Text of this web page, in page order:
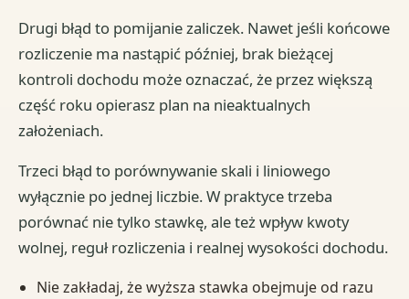
Drugi błąd to pomijanie zaliczek. Nawet jeśli końcowe
rozliczenie ma nastąpić później, brak bieżącej
kontroli dochodu może oznaczać, że przez większą
część roku opierasz plan na nieaktualnych
założeniach.
Trzeci błąd to porównywanie skali i liniowego
wyłącznie po jednej liczbie. W praktyce trzeba
porównać nie tylko stawkę, ale też wpływ kwoty
wolnej, reguł rozliczenia i realnej wysokości dochodu.
Nie zakładaj, że wyższa stawka obejmuje od razu